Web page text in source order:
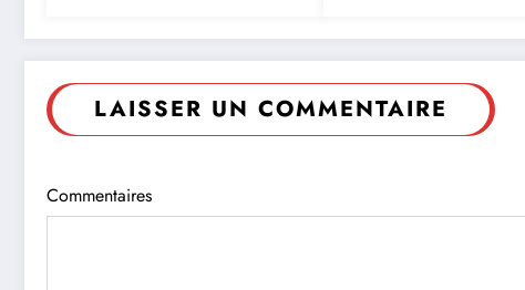
LAISSER UN COMMENTAIRE
Commentaires